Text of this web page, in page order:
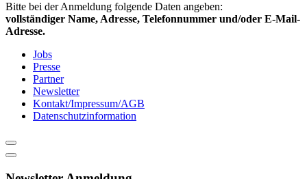
Bitte bei der Anmeldung folgende Daten angeben:
vollständiger Name, Adresse, Telefonnummer und/oder E-Mail-
Adresse.
Jobs
Presse
Partner
Newsletter
Kontakt/Impressum/AGB
Datenschutzinformation